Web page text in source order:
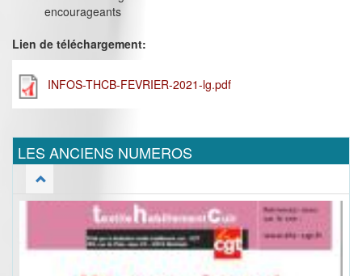
encourageants
Lien de téléchargement:
INFOS-THCB-FEVRIER-2021-lg.pdf
LES ANCIENS NUMEROS